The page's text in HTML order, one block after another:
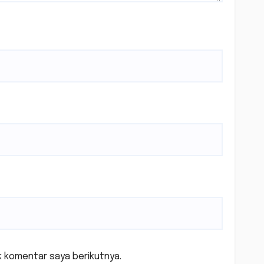
komentar saya berikutnya.